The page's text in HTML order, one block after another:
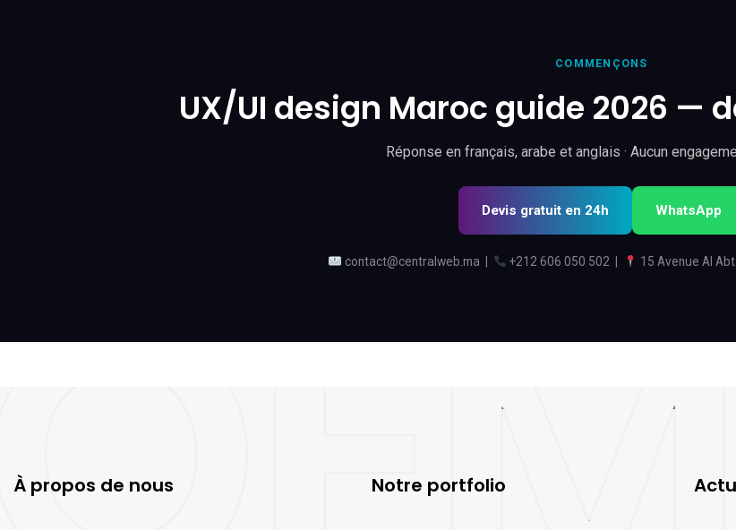
COMMENÇONS
UX/UI design Maroc guide 2026 —
Réponse en français, arabe et anglais · Aucun
Devis gratuit en 24h WhatsApp
contact@centralweb.ma +212 606 050 502 15 Avenue Al
À propos de nous Notre portfolio